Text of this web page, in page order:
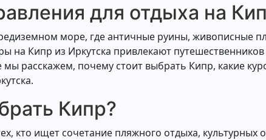
для отдыха на
море, где античные руины, живописные
на Кипр из Иркутска привлекают
расскажем, почему стоит выбрать Кипр, какие
Кипр?
кто ищет сочетание пляжного отдыха, культурных